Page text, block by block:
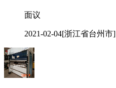
面议
2021-02-04[浙江省台州市]